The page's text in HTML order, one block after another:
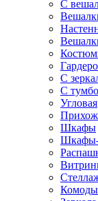
С
С
С
Угловая
Шкафы
Комоды